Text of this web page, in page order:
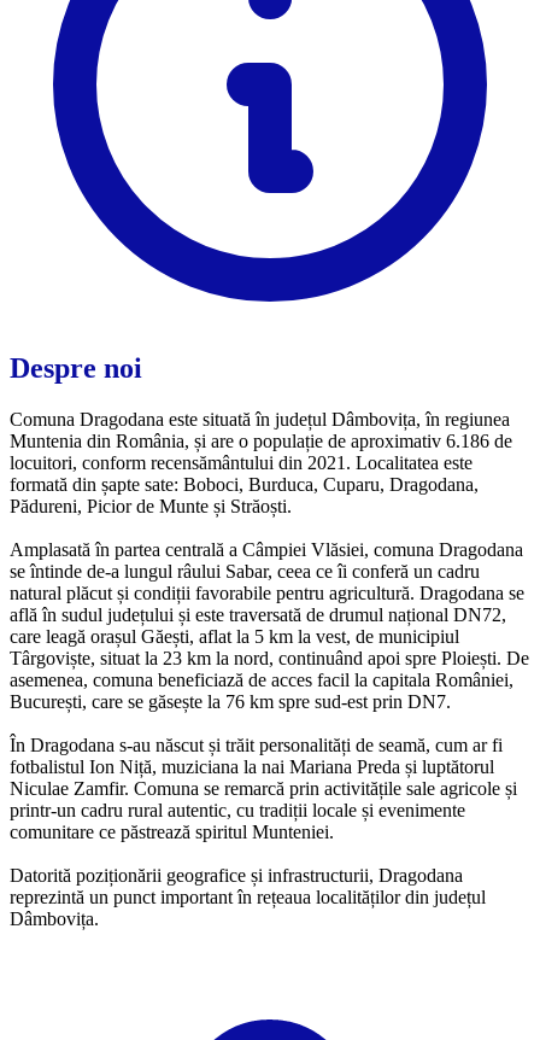
Despre noi
Comuna Dragodana este situată în județul Dâmbovița, în regiunea
Muntenia din România, și are o populație de aproximativ 6.186 de
locuitori, conform recensământului din 2021. Localitatea este
formată din șapte sate: Boboci, Burduca, Cuparu, Dragodana,
Pădureni, Picior de Munte și Străoști.
Amplasată în partea centrală a Câmpiei Vlăsiei, comuna Dragodana
se întinde de-a lungul râului Sabar, ceea ce îi conferă un cadru
natural plăcut și condiții favorabile pentru agricultură. Dragodana se
află în sudul județului și este traversată de drumul național DN72,
care leagă orașul Găești, aflat la 5 km la vest, de municipiul
Târgoviște, situat la 23 km la nord, continuând apoi spre Ploiești. De
asemenea, comuna beneficiază de acces facil la capitala României,
București, care se găsește la 76 km spre sud-est prin DN7.
În Dragodana s-au născut și trăit personalități de seamă, cum ar fi
fotbalistul Ion Niță, muziciana la nai Mariana Preda și luptătorul
Niculae Zamfir. Comuna se remarcă prin activitățile sale agricole și
printr-un cadru rural autentic, cu tradiții locale și evenimente
comunitare ce păstrează spiritul Munteniei.
Datorită poziționării geografice și infrastructurii, Dragodana
reprezintă un punct important în rețeaua localităților din județul
Dâmbovița.